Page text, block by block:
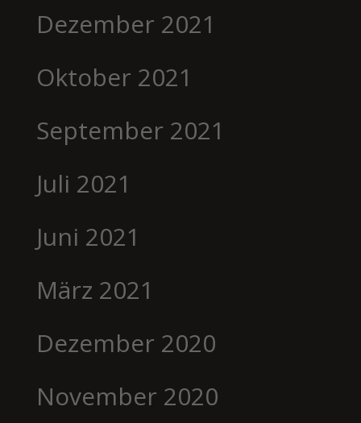
Dezember 2021
Oktober 2021
September 2021
Juli 2021
Juni 2021
März 2021
Dezember 2020
November 2020